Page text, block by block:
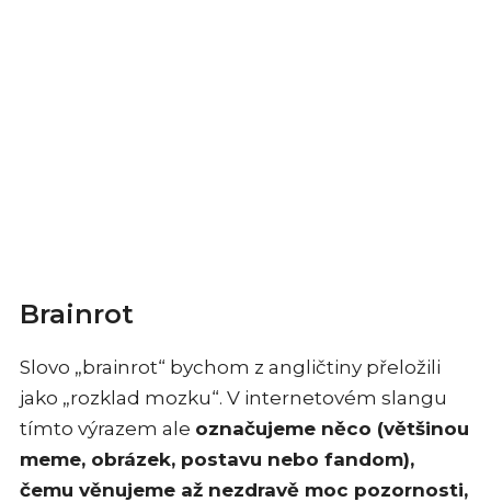
Brainrot
Slovo „brainrot“ bychom z angličtiny přeložili
jako „rozklad mozku“. V internetovém slangu
tímto výrazem ale označujeme něco (většinou
meme, obrázek, postavu nebo fandom),
čemu věnujeme až nezdravě moc pozornosti,